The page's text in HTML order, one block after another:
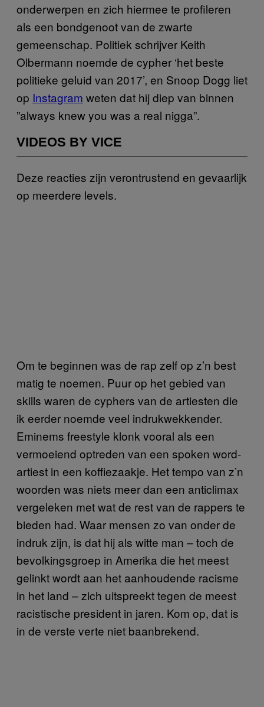
onderwerpen en zich hiermee te profileren
als een bondgenoot van de zwarte
gemeenschap. Politiek schrijver Keith
Olbermann noemde de cypher ‘het beste
politieke geluid van 2017’, en Snoop Dogg liet
op Instagram weten dat hij diep van binnen
”always knew you was a real nigga”.
VIDEOS BY VICE
Deze reacties zijn verontrustend en gevaarlijk
op meerdere levels.
Om te beginnen was de rap zelf op z’n best
matig te noemen. Puur op het gebied van
skills waren de cyphers van de artiesten die
ik eerder noemde veel indrukwekkender.
Eminems freestyle klonk vooral als een
vermoeiend optreden van een spoken word-
artiest in een koffiezaakje. Het tempo van z’n
woorden was niets meer dan een anticlimax
vergeleken met wat de rest van de rappers te
bieden had. Waar mensen zo van onder de
indruk zijn, is dat hij als witte man – toch de
bevolkingsgroep in Amerika die het meest
gelinkt wordt aan het aanhoudende racisme
in het land – zich uitspreekt tegen de meest
racistische president in jaren. Kom op, dat is
in de verste verte niet baanbrekend.